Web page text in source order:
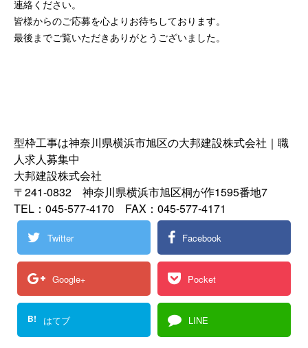
連絡ください。
皆様からのご応募を心よりお待ちしております。
最後までご覧いただきありがとうございました。
型枠工事は神奈川県横浜市旭区の大邦建設株式会社｜職
人求人募集中
大邦建設株式会社
〒241-0832 神奈川県横浜市旭区桐が作1595番地7
TEL：045-577-4170 FAX：045-577-4171
Twitter Facebook
Google+ Pocket
B! はてブ LINE